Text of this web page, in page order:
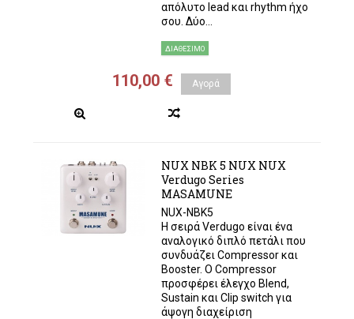
απόλυτο lead και rhythm ήχο
σου. Δύο...
ΔΙΑΘΈΣΙΜΟ
110,00 € Αγορά
NUX NBK 5 NUX NUX
Verdugo Series
MASAMUNE
NUX-NBK5
Η σειρά Verdugo είναι ένα
αναλογικό διπλό πετάλι που
συνδυάζει Compressor και
Booster. Ο Compressor
προσφέρει έλεγχο Blend,
Sustain και Clip switch για
άψογη διαχείριση